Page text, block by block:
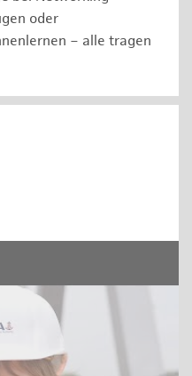
oder
– alle tragen